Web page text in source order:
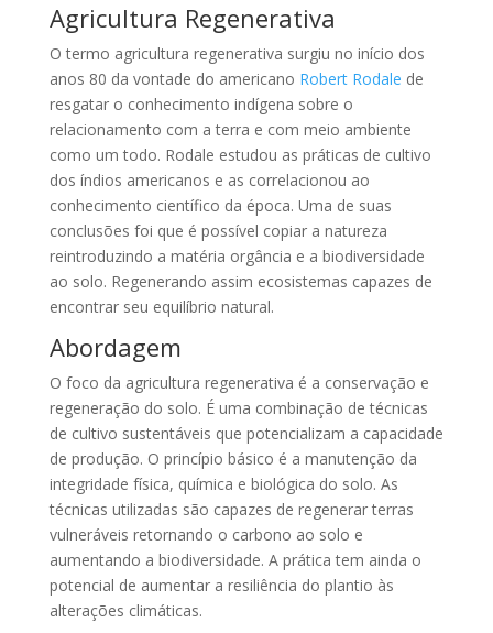
Agricultura Regenerativa
O termo agricultura regenerativa surgiu no início dos
anos 80 da vontade do americano Robert Rodale de
resgatar o conhecimento indígena sobre o
relacionamento com a terra e com meio ambiente
como um todo. Rodale estudou as práticas de cultivo
dos índios americanos e as correlacionou ao
conhecimento científico da época. Uma de suas
conclusões foi que é possível copiar a natureza
reintroduzindo a matéria orgância e a biodiversidade
ao solo. Regenerando assim ecosistemas capazes de
encontrar seu equilíbrio natural.
Abordagem
O foco da agricultura regenerativa é a conservação e
regeneração do solo. É uma combinação de técnicas
de cultivo sustentáveis que potencializam a capacidade
de produção. O princípio básico é a manutenção da
integridade física, química e biológica do solo. As
técnicas utilizadas são capazes de regenerar terras
vulneráveis retornando o carbono ao solo e
aumentando a biodiversidade. A prática tem ainda o
potencial de aumentar a resiliência do plantio às
alterações climáticas.